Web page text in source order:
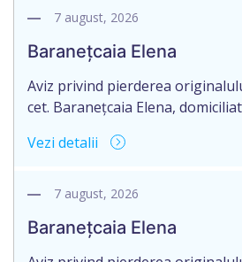
nr.10516 din 01.08.2018 şi nr.
mun.Orhei, str.V.Mahu nr.143/1
Iulia.
7 august, 2026
Baranețcaia Elena
Aviz privind pierderea
cet. Baranețcaia Elena,
pierderea originalului actului
autentificat de notarul
Vezi detalii
7 august, 2026
Baranețcaia Elena